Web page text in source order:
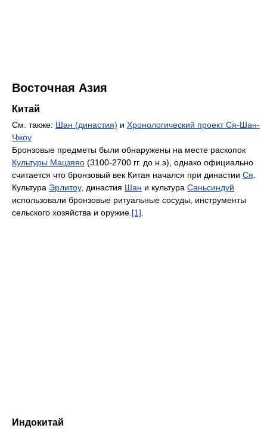
Восточная Азия
Китай
См. также: Шан (династия) и Хронологический проект Ся-Шан-
Чжоу
Бронзовые предметы были обнаружены на месте раскопок
Культуры Мацзяяо (3100-2700 гг. до н.э), однако официально
считается что бронзовый век Китая начался при династии Ся
Культура Эрлитоу, династия Шан и культура Саньсиндуй
использовали бронзовые ритуальные сосуды, инструменты
сельского хозяйства и оружие. [1]
Индокитай